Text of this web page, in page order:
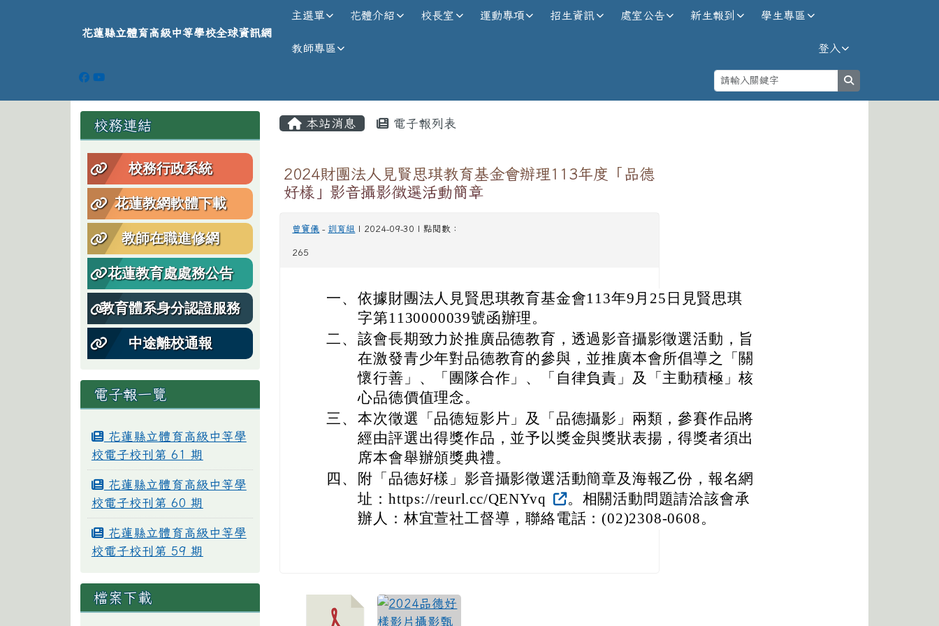
花蓮縣立體育高級中等學校全球資訊網
花蓮縣立體育高級中等學校全球資訊網
主選單 花體介紹 校長室 運動專項 招生資訊 處室公告 新生報到 學生專區
教師專區 登入
左邊區域內容
校務連結
校務行政系統
花蓮教網軟體下載
教師在職進修網
花蓮教育處處務公告
教育體系身分認證服務
中途離校通報
電子報一覽
花蓮縣立體育高級中等學
校電子校刊第 61 期
花蓮縣立體育高級中等學
校電子校刊第 60 期
花蓮縣立體育高級中等學
校電子校刊第 59 期
檔案下載
主內容區域
本站消息 電子報列表
2024財團法人見賢思琪教育基金會辦理113年度「品德
好樣」影音攝影徵選活動簡章
曾寶儀 - 訓育組 | 2024-09-30 | 點閱數：
265
一、 依據財團法人見賢思琪教育基金會113年9月25日見賢思琪
字第1130000039號函辦理。
二、 該會長期致力於推廣品德教育，透過影音攝影徵選活動，旨
在激發青少年對品德教育的參與，並推廣本會所倡導之「關
懷行善」、「團隊合作」、「自律負責」及「主動積極」核
心品德價值理念。
三、 本次徵選「品德短影片」及「品德攝影」兩類，參賽作品將
經由評選出得獎作品，並予以獎金與獎狀表揚，得獎者須出
席本會舉辦頒獎典禮。
四、
附「品德好樣」影音攝影徵選活動簡章及海報乙份，報名網
址：https://reurl.cc/QENYvq
。相關活動問題請洽該會承
辦人：林宜萱社工督導，聯絡電話：(02)2308-0608。
頁尾區域